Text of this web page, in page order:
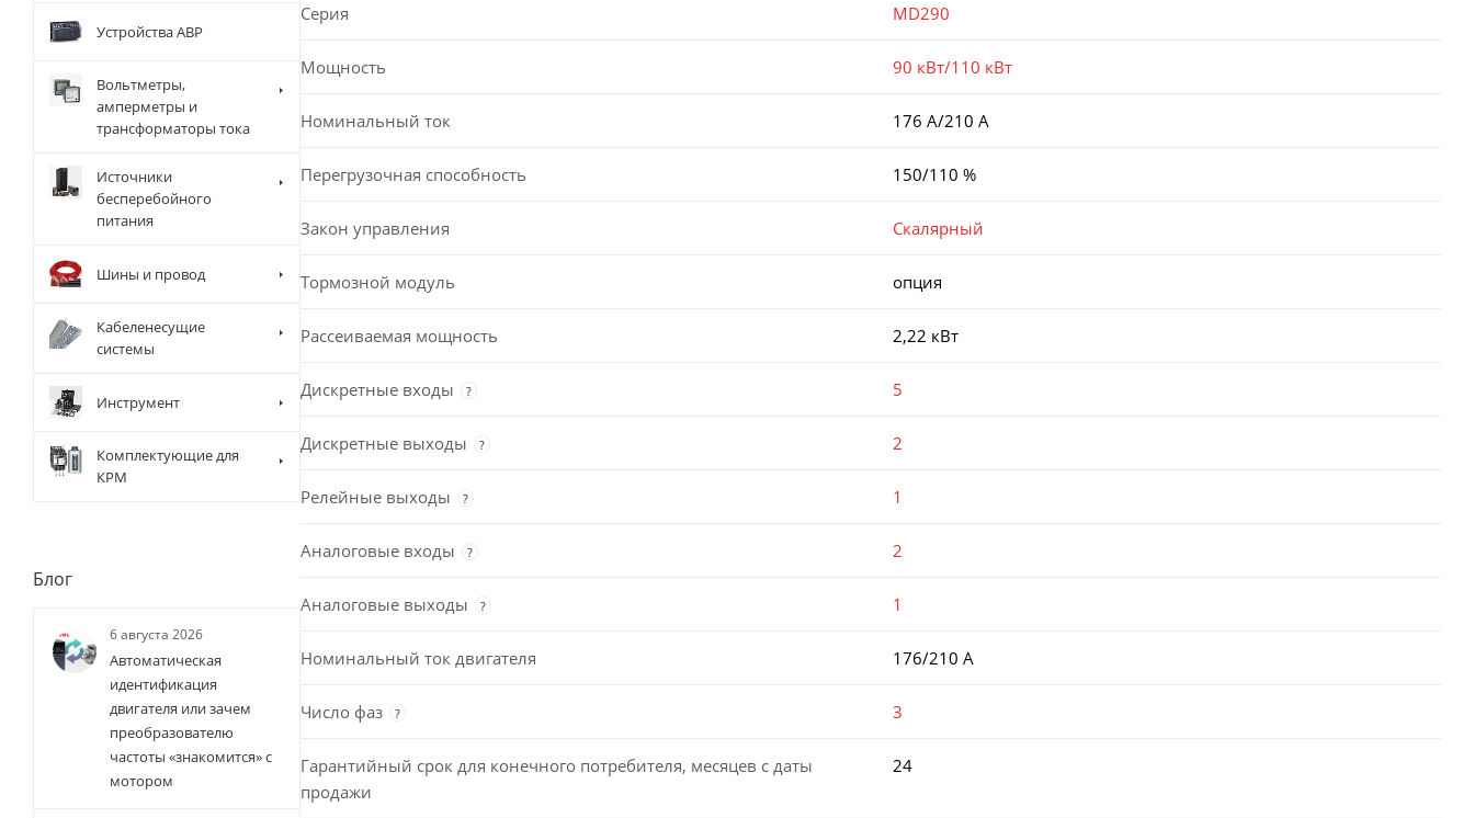
Серия MD290
Мощность 90 кВт/110 кВт
Номинальный ток 176 А/210 А
Перегрузочная способность 150/110 %
Закон управления Скалярный
Тормозной модуль опция
Рассеиваемая мощность 2,22 кВт
Дискретные входы ? 5
Дискретные выходы ? 2
Релейные выходы ? 1
Аналоговые входы ? 2
Аналоговые выходы ? 1
Номинальный ток двигателя 176/210 А
Число фаз ? 3
Гарантийный срок для конечного потребителя, месяцев с даты
продажи
24
Устройства АВР
Вольтметры,
амперметры и
трансформаторы тока
Источники
бесперебойного
питания
Шины и провод
Кабеленесущие
системы
Инструмент
Комплектующие для
КРМ
Блог
6 августа 2026
Автоматическая
идентификация
двигателя или зачем
преобразователю
частоты «знакомится» с
мотором